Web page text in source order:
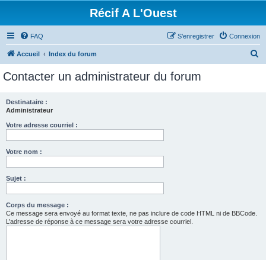
Récif A L'Ouest
FAQ Connexion
S’enregistrer
Accueil Index du forum
Contacter un administrateur du forum
Destinataire :
Administrateur
Votre adresse courriel :
Votre nom :
Sujet :
Corps du message :
Ce message sera envoyé au format texte, ne pas inclure de code HTML ni de BBCode.
L’adresse de réponse à ce message sera votre adresse courriel.